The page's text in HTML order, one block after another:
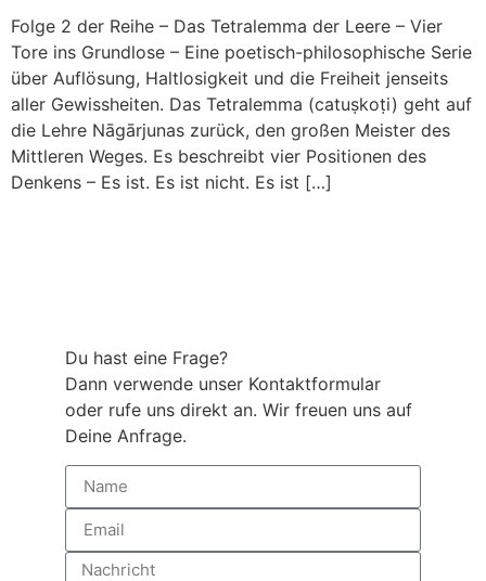
Folge 2 der Reihe – Das Tetralemma der Leere – Vier
Tore ins Grundlose – Eine poetisch-philosophische Serie
über Auflösung, Haltlosigkeit und die Freiheit jenseits
aller Gewissheiten. Das Tetralemma (catuṣkoṭi) geht auf
die Lehre Nāgārjunas zurück, den großen Meister des
Mittleren Weges. Es beschreibt vier Positionen des
Denkens – Es ist. Es ist nicht. Es ist […]
Du hast eine Frage?
Dann verwende unser Kontaktformular
oder rufe uns direkt an. Wir freuen uns auf
Deine Anfrage.